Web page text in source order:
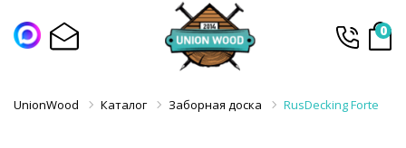
0
UnionWood Каталог Заборная доска RusDecking Forte